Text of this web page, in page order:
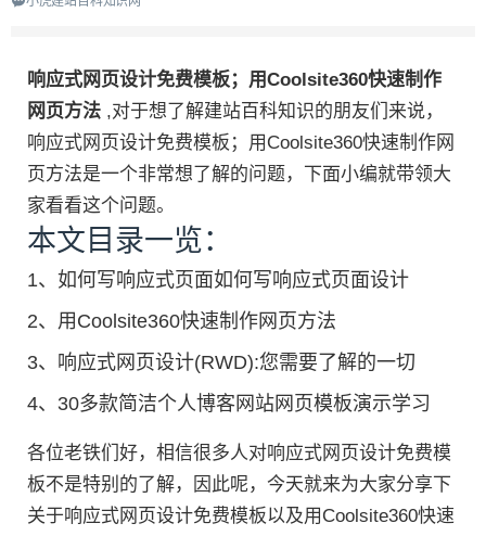
响应式网页设计免费模板；用Coolsite360快速制作
网页方法 ,对于想了解建站百科知识的朋友们来说，
响应式网页设计免费模板；用Coolsite360快速制作网
页方法是一个非常想了解的问题，下面小编就带领大
家看看这个问题。
本文目录一览：
1、 如何写响应式页面如何写响应式页面设计
2、 用Coolsite360快速制作网页方法
3、 响应式网页设计(RWD):您需要了解的一切
4、 30多款简洁个人博客网站网页模板演示学习
各位老铁们好，相信很多人对响应式网页设计免费模
板不是特别的了解，因此呢，今天就来为大家分享下
关于响应式网页设计免费模板以及用Coolsite360快速